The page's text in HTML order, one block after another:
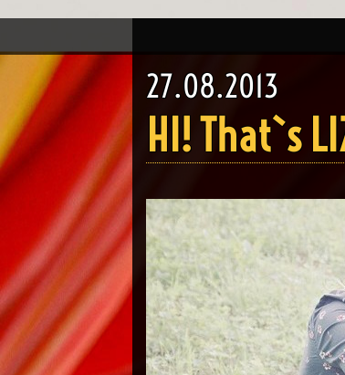
27.08.2013
HI! That`s